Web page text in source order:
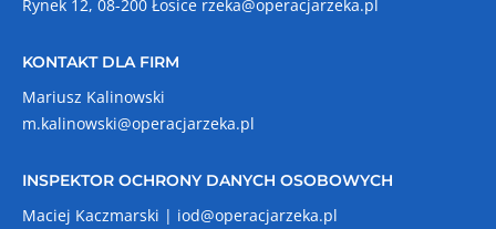
Rynek 12, 08-200 Łosice rzeka@operacjarzeka.pl
KONTAKT DLA FIRM
Mariusz Kalinowski
m.kalinowski@operacjarzeka.pl
INSPEKTOR OCHRONY DANYCH OSOBOWYCH
Maciej Kaczmarski | iod@operacjarzeka.pl